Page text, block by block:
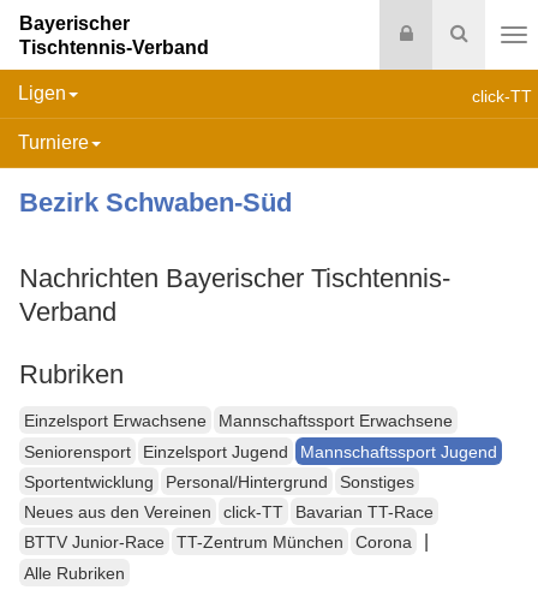
Suche
Login
Bayerischer
Tischtennis-Verband
click-TT
Ligen
Turniere
Bezirk Schwaben-Süd
Nachrichten Bayerischer Tischtennis-
Verband
Rubriken
Einzelsport Erwachsene
Mannschaftssport Erwachsene
Seniorensport
Einzelsport Jugend
Mannschaftssport Jugend
Sportentwicklung
Personal/Hintergrund
Sonstiges
Neues aus den Vereinen
click-TT
Bavarian TT-Race
BTTV Junior-Race
TT-Zentrum München Corona
Alle Rubriken